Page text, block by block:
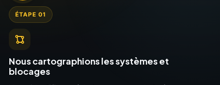
ÉTAPE 01
Nous cartographions les systèmes et
blocages